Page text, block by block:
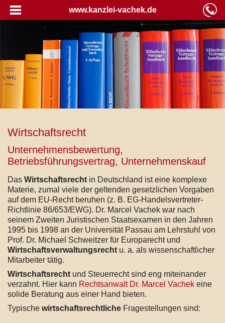
www.kanzlei-vachek.de
Wirtschaftsrecht
Unternehmensbewertung,
Betriebsführungsvertrag, Unternehmenskauf
Das Wirtschaftsrecht in Deutschland ist eine komplexe
Materie, zumal viele der geltenden gesetzlichen Vorgaben
auf dem EU-Recht beruhen (z. B. EG-Handelsvertreter-
Richtlinie 86/653/EWG). Dr. Marcel Vachek war nach
seinem Zweiten Juristischen Staatsexamen in den Jahren
1995 bis 1998 an der Universität Passau am Lehrstuhl von
Prof. Dr. Michael Schweitzer für Europarecht und
Wirtschaftsverwaltungsrecht u. a. als wissenschaftlicher
Mitarbeiter tätig.
Wirtschaftsrecht und Steuerrecht sind eng miteinander
verzahnt. Hier kann Rechtsanwalt Dr. Marcel Vachek eine
solide Beratung aus einer Hand bieten.
Typische wirtschaftsrechtliche Fragestellungen sind: